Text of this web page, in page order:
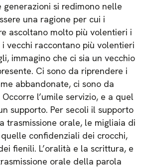
generazioni si redimono nelle
una ragione per cui i
ascoltano molto più volentieri i
vecchi raccontano più volentieri
immagino che ci sia un vecchio
Ci sono da riprendere i
abbandonate, ci sono da
l’umile servizio, e a quel
supporto. Per secoli il supporto
trasmissione orale, le migliaia di
confidenziali dei crocchi,
fienili. L’oralità e la scrittura, e
orale della parola